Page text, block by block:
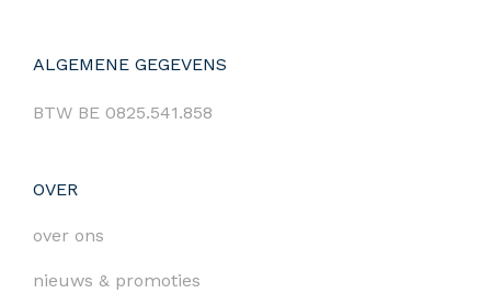
ALGEMENE GEGEVENS
BTW BE 0825.541.858
OVER
over ons
nieuws & promoties